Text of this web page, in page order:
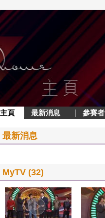
主頁 最新消息 參賽者
最新消息
MyTV (32)